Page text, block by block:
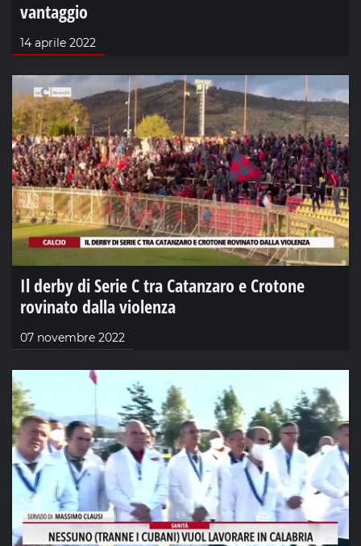
vantaggio
14 aprile 2022
Il derby di Serie C tra Catanzaro e Crotone
rovinato dalla violenza
07 novembre 2022